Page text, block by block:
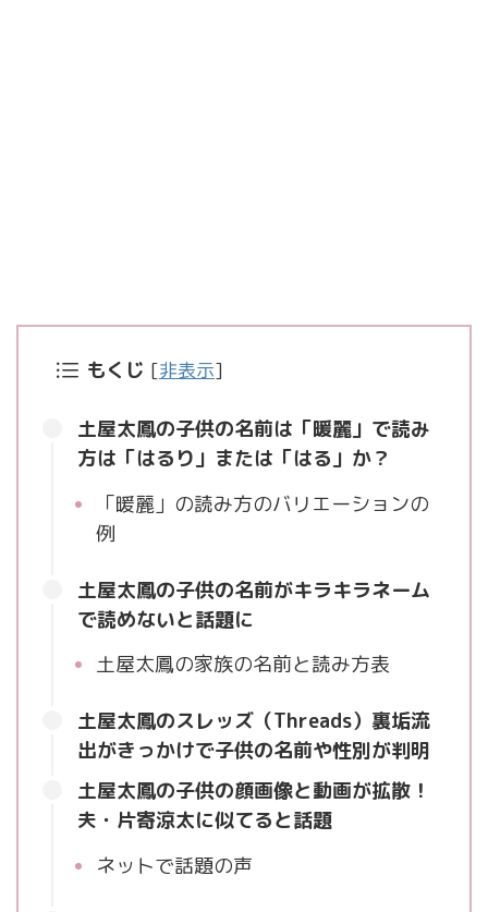
もくじ [非表示]
土屋太鳳の子供の名前は「暖麗」で読み
方は「はるり」または「はる」か？
「暖麗」の読み方のバリエーションの
例
土屋太鳳の子供の名前がキラキラネーム
で読めないと話題に
土屋太鳳の家族の名前と読み方表
土屋太鳳のスレッズ（Threads）裏垢流
出がきっかけで子供の名前や性別が判明
土屋太鳳の子供の顔画像と動画が拡散！
夫・片寄涼太に似てると話題
ネットで話題の声